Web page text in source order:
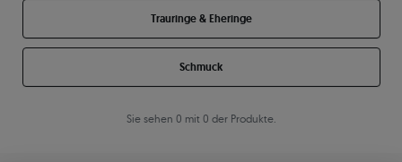
Trauringe & Eheringe
Schmuck
Sie sehen 0 mit 0 der Produkte.